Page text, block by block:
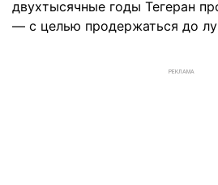
двухтысячные годы Тегеран
— с целью продержаться до
РЕКЛАМА